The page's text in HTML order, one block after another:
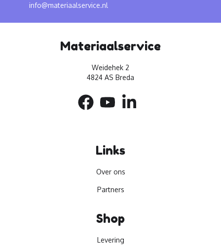
info@materiaalservice.nl
Materiaalservice
Weidehek 2
4824 AS Breda
Links
Over ons
Partners
Shop
Levering